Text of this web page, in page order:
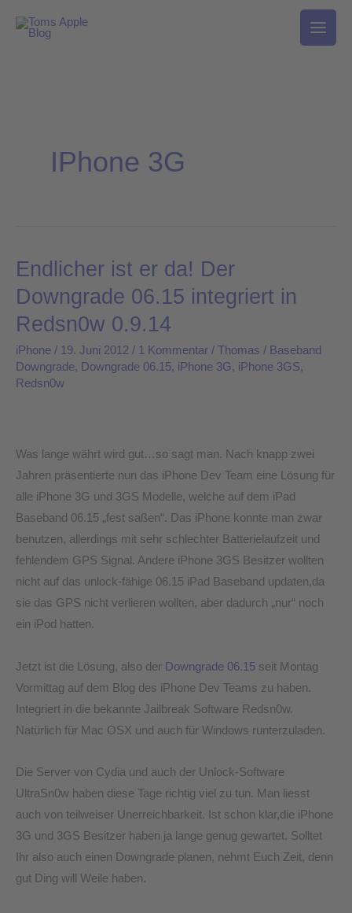
Inhalt
IPhone 3G
Endlicher ist er da! Der
Downgrade 06.15 integriert in
Redsn0w 0.9.14
iPhone / 19. Juni 2012 / 1 Kommentar / Thomas / Baseband
Downgrade, Downgrade 06.15, iPhone 3G, iPhone 3GS,
Redsn0w
Was lange währt wird gut…so sagt man. Nach knapp zwei
Jahren präsentierte nun das iPhone Dev Team eine Lösung für
alle iPhone 3G und 3GS Modelle, welche auf dem iPad
Baseband 06.15 „fest saßen“. Das iPhone konnte man zwar
benutzen, allerdings mit sehr schlechter Batterielaufzeit und
fehlendem GPS Signal. Andere iPhone 3GS Besitzer wollten
nicht auf das unlock-fähige 06.15 iPad Baseband updaten,da
sie das GPS nicht verlieren wollten, aber dadurch „nur“ noch
ein iPod hatten.
Jetzt ist die Lösung, also der Downgrade 06.15 seit Montag
Vormittag auf dem Blog des iPhone Dev Teams zu haben.
Integriert in die bekannte Jailbreak Software Redsn0w.
Natürlich für Mac OSX und auch für Windows runterzuladen.
Die Server von Cydia und auch der Unlock-Software
UltraSn0w haben diese Tage richtig viel zu tun. Man liesst
auch von teilweiser Unerreichbarkeit. Ist schon klar,die iPhone
3G und 3GS Besitzer haben ja lange genug gewartet. Solltet
Ihr also auch einen Downgrade planen, nehmt Euch Zeit, denn
gut Ding will Weile haben.
Endlicher
ist
er
da!
Der
Downgrade
Redsn0w
0.9.14